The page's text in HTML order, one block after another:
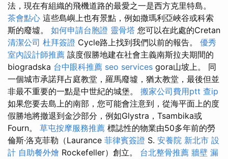
法，現在有組織的飛機道路的最愛之一是西方克里特島。
茶會點心 這些島嶼上也有景點，例如撒瑪利亞峽谷或科索
斯的廢墟。 如何申請台胞證 靈骨塔 您可以在此處的Cretan
清潔公司 杜拜簽證 Cycle路上找到我們以前的報告。 優秀
室內設計師推薦 該度假勝地建在社會主義南斯拉夫期間的
biogradska 台中眼科推薦 seo services gora山坡上。 同
一個城市承諾拜占庭教堂，羅馬廢墟，猶太教堂，最後但並
非最不重要的一點是中世紀的城堡。 搬家公司費用ptt 查ip
如果您要去島上的南部，您可能會注意到，從海平面上的度
假勝地將撤退到金沙部分，例如Glystra，Tsambika或
Fourn。 草屯按摩服務推薦 標誌性的物業由50多年前的勞
倫斯·洛克菲勒（Laurance 菲律賓簽證 S. 安養院 新北市 設
計 自助餐外燴 Rockefeller）創立。 台北整骨推薦 牆壁 漏